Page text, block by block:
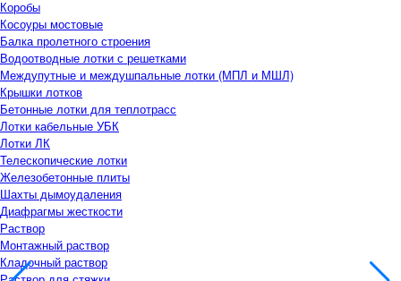
Коробы
Косоуры мостовые
Балка пролетного строения
Водоотводные лотки с решетками
Междупутные и междушпальные лотки (МПЛ и МШЛ)
Крышки лотков
Бетонные лотки для теплотрасс
Лотки кабельные УБК
Лотки ЛК
Телескопические лотки
Железобетонные плиты
Шахты дымоудаления
Диафрагмы жесткости
Раствор
Монтажный раствор
Кладочный раствор